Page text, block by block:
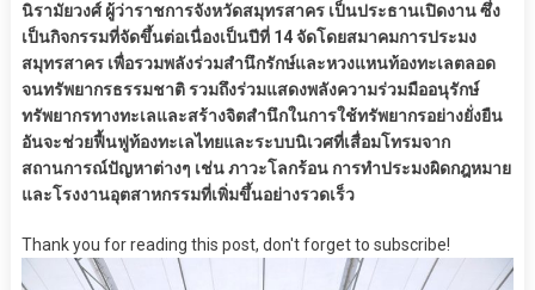
นิรามัยวงศ์ ผู้ว่าราชการจังหวัดสมุทรสาคร เป็นประธานเปิดงาน ซึ่ง
เป็นกิจกรรมที่จัดขึ้นต่อเนื่องเป็นปีที่ 14 จัดโดยสมาคมการประมง
สมุทรสาคร เพื่อรวมพลังร่วมสำนึกรักษ์และหวงแหนท้องทะเลตลอด
จนทรัพยากรธรรมชาติ รวมถึงร่วมแสดงพลังความร่วมมืออนุรักษ์
ทรัพยากรทางทะเลและสร้างจิตสำนึกในการใช้ทรัพยากรอย่างยั่งยืน
อันจะช่วยฟื้นฟูท้องทะเลไทยและระบบนิเวศที่เสื่อมโทรมจาก
สถานการณ์ปัญหาต่างๆ เช่น ภาวะโลกร้อน การทำประมงผิดกฎหมาย
และโรงงานอุตสาหกรรมที่เพิ่มขึ้นอย่างรวดเร็ว
Thank you for reading this post, don't forget to subscribe!